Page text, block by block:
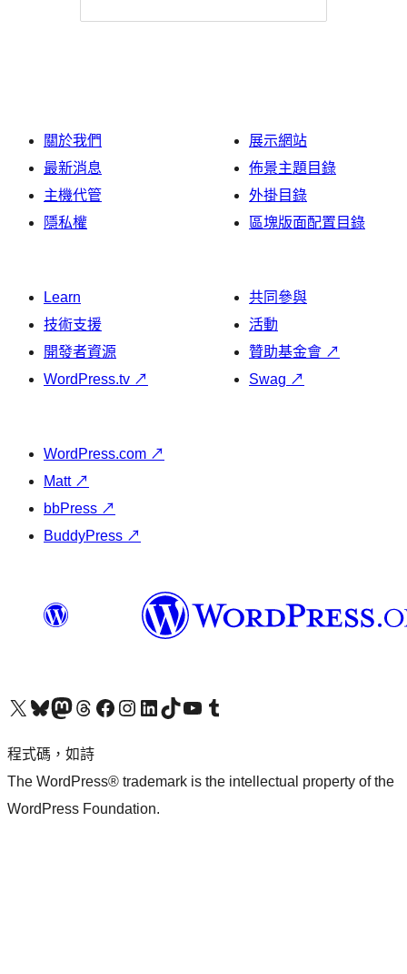
關於我們
最新消息
主機代管
隱私權
展示網站
佈景主題目錄
外掛目錄
區塊版面配置目錄
Learn
技術支援
開發者資源
WordPress.tv ↗
共同參與
活動
贊助基金會 ↗
Swag ↗
WordPress.com ↗
Matt ↗
bbPress ↗
BuddyPress ↗
查看我們的 X (之前的 Twitter) 帳號造訪我們的 Bluesky 帳號造訪我們的 Mastodon 帳號造訪我們的 Threads 帳號 造訪我們的 Facebook 粉絲專頁Visit our Instagram account
Visit our LinkedIn account
造訪我們的 TikTok 帳號Visit our YouTube channel
造訪我們的 Tumblr 帳號
程式碼，如詩
The WordPress® trademark is the intellectual property of the
WordPress Foundation.